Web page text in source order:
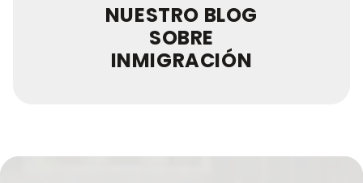
NUESTRO BLOG
SOBRE
INMIGRACIÓN